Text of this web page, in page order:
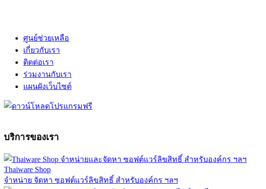
ศูนย์ช่วยเหลือ
เกี่ยวกับเรา
ติดต่อเรา
ร่วมงานกับเรา
แผนผังเว็บไซต์
บริการของเรา
Thaiware Shop
จำหน่าย จัดหา ซอฟต์แวร์ลิขสิทธิ์ สำหรับองค์กร ฯลฯ